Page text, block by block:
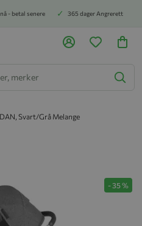
- betal senere 365 dager Angrerett
Svart/Grå Melange
-35%